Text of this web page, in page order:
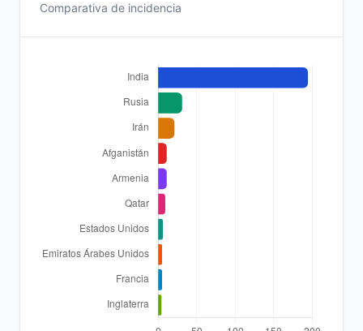
Comparativa de incidencia